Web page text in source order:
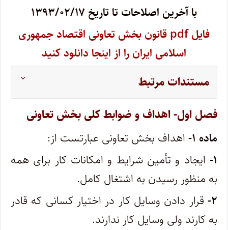
با آخرین اصلاحات تا تاریخ ۱۳۹۳/۰۲/۱۷
فایل pdf قانون بخش تعاونی اقتصاد جمهوری
اسلامی ایران را از اینجا دانلود کنید
مستندات مرتبط
فصل اول- اهداف و ضوابط کلی بخش تعاونی
ماده ۱-
اهداف بخش تعاونی عبارتست از:
۱- ایجاد و تأمین شرایط و امکانات کار برای همه
به منظور رسیدن به اشتغال کامل.
۲- قرار دادن وسایل کار در اختیار کسانی که قادر
به کارند ولی وسایل کار ندارند.